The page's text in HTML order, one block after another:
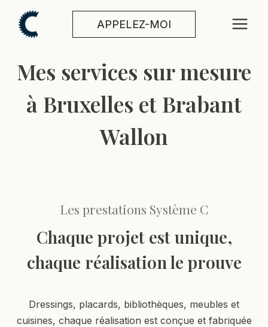
contenu
APPELEZ-MOI
Mes services sur mesure
à Bruxelles et Brabant
Wallon
Les prestations Système C
Chaque projet est unique,
chaque réalisation le prouve
Dressings, placards, bibliothèques, meubles et
cuisines, chaque réalisation est conçue et fabriquée